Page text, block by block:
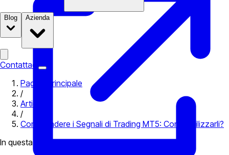
Blog Azienda
Contattaci
Pagina principale
/
Articoli
/
Comprendere i Segnali di Trading MT5: Come Utilizzarli?
In questa pagina